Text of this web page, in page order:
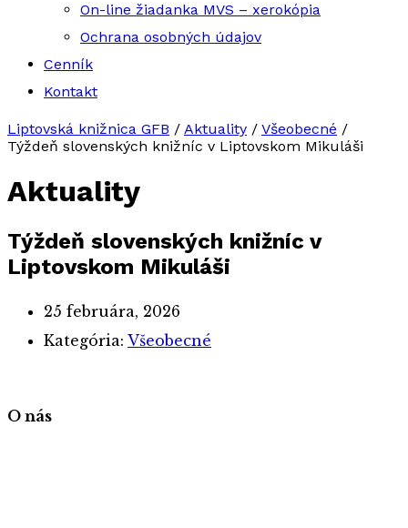
On-line žiadanka MVS – xerokópia
Ochrana osobných údajov
Cenník
Kontakt
Liptovská knižnica GFB / Aktuality / Všeobecné /
Týždeň slovenských knižníc v Liptovskom Mikuláši
Aktuality
Týždeň slovenských knižníc v
Liptovskom Mikuláši
25 februára, 2026
Kategória: Všeobecné
O nás